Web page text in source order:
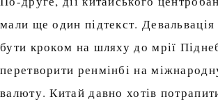
мали ще один підтекст.
бути кроком на шляху до мрії
перетворити ренмінбі на
валюту. Китай давно хотів